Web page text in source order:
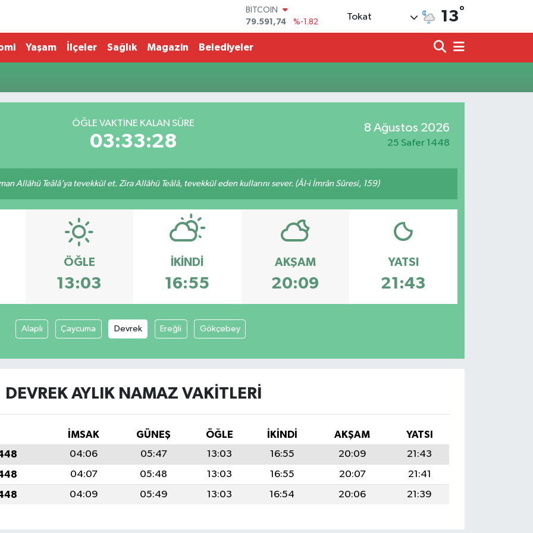
BITCOIN
79.591,74
%-1.82
DOLAR
45,43620
61,60380
%0.18
Tokat 13°
Yaşam İlçeler Sağlık Magazin Belediyeler
ÖĞLE VAKTİNE KALAN SÜRE
03:33:28
8 Ağustos 2026
25 Safer 1448
Allâhü Teâlâ’ya tevekkül et. Zira Allâhü Teâlâ, tevekkül eden kullarını sever. (Âl-i İmrân Sûresi, 159)
ÖĞLE
13:03
İKINDI
16:55
AKŞAM
20:09
YATSI
21:43
Alaplı Çaycuma Devrek Ereğli Gökçebey
DEVREK AYLIK NAMAZ VAKITLERI
İMSAK GÜNEŞ ÖĞLE İKINDI AKŞAM
YATSI
04:06 05:47 13:03 16:55 20:09
21:43
04:07 05:48 13:03 16:55 20:07
21:41
04:09 05:49 13:03 16:54 20:06 21:39